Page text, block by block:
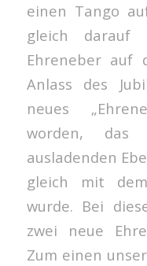
einen Tango
gleich
Ehreneber auf
Anlass des
neues
worden, das
ausladenden
gleich mit
wurde. Bei
zwei neue
Zum einen